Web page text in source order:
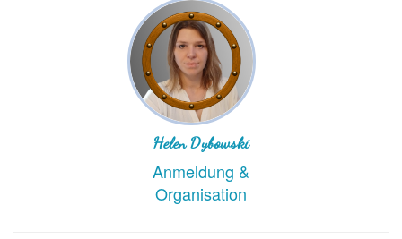
Helen Dybowski
Anmeldung &
Organisation